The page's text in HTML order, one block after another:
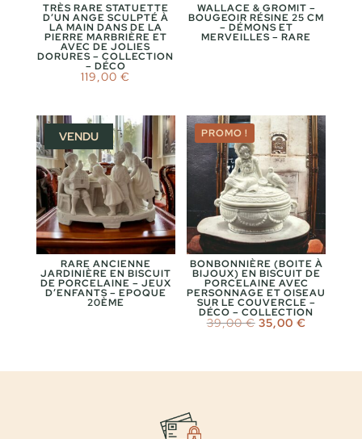
TRÈS RARE STATUETTE
D’UN ANGE SCULPTÉ À
LA MAIN DANS DE LA
PIERRE MARBRIÈRE ET
AVEC DE JOLIES
DORURES – COLLECTION
– DÉCO
119,00€
WALLACE & GROMIT –
BOUGEOIR RÉSINE 25 CM
– DÉMONS ET
MERVEILLES – RARE
VENDU
RARE ANCIENNE
JARDINIÈRE EN BISCUIT
DE PORCELAINE – JEUX
D’ENFANTS – EPOQUE
20ÈME
PROMO !
BONBONNIÈRE (BOITE À
BIJOUX) EN BISCUIT DE
PORCELAINE AVEC
PERSONNAGE ET OISEAU
SUR LE COUVERCLE –
DÉCO – COLLECTION
39,00€ Le
prix
35,00 €Le